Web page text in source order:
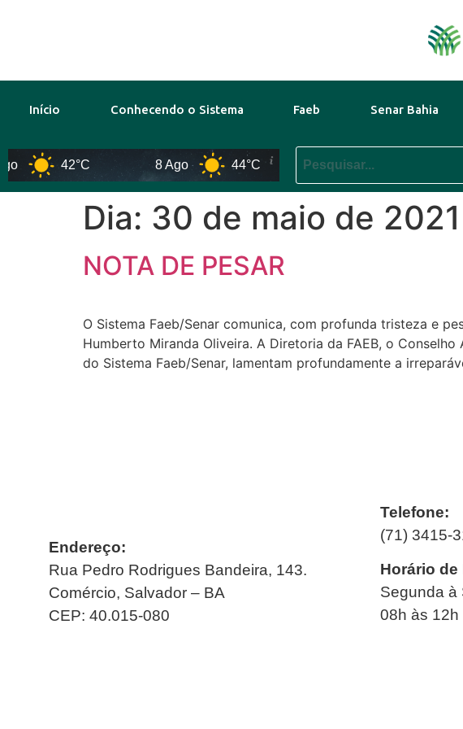
Início Conhecendo o Sistema Faeb Senar Bahia
42°C 8 Ago 44°C 9 Ago
Dia: 30 de maio de 2021
NOTA DE PESAR
O Sistema Faeb/Senar comunica, com profunda tristeza e
Humberto Miranda Oliveira. A Diretoria da FAEB, o
do Sistema Faeb/Senar, lamentam profundamente a
Endereço:
Rua Pedro Rodrigues Bandeira, 143.
Comércio, Salvador – BA
CEP: 40.015-080
Telefone:
(71) 3415-
Horário
Segunda à
08h às 12h